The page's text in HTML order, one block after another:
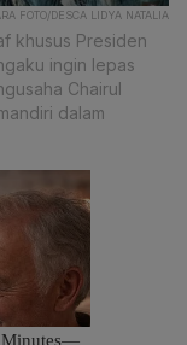
FOTO/DESCA LIDYA NATALIA
khusus Presiden
ingin lepas
Chairul
dalam